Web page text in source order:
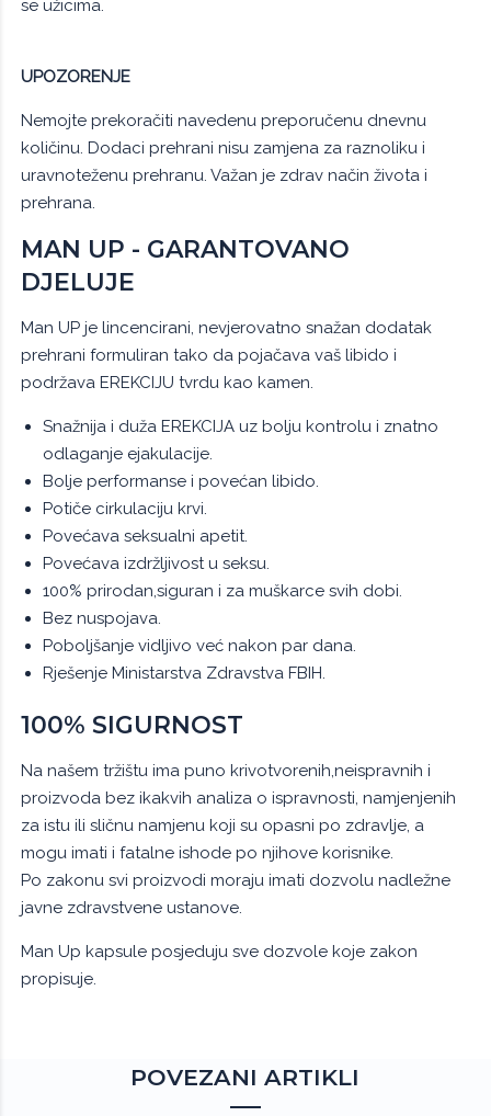
se užicima.
UPOZORENJE
Nemojte prekoračiti navedenu preporučenu dnevnu
količinu. Dodaci prehrani nisu zamjena za raznoliku i
uravnoteženu prehranu. Važan je zdrav način života i
prehrana.
MAN UP - GARANTOVANO
DJELUJE
Man UP je lincencirani, nevjerovatno snažan dodatak
prehrani formuliran tako da pojačava vaš libido i
podržava EREKCIJU tvrdu kao kamen.
Snažnija i duža EREKCIJA uz bolju kontrolu i znatno
odlaganje ejakulacije.
Bolje performanse i povećan libido.
Potiče cirkulaciju krvi.
Povećava seksualni apetit.
Povećava izdržljivost u seksu.
100% prirodan,siguran i za muškarce svih dobi.
Bez nuspojava.
Poboljšanje vidljivo već nakon par dana.
Rješenje Ministarstva Zdravstva FBIH.
100% SIGURNOST
Na našem tržištu ima puno krivotvorenih,neispravnih i
proizvoda bez ikakvih analiza o ispravnosti, namjenjenih
za istu ili sličnu namjenu koji su opasni po zdravlje, a
mogu imati i fatalne ishode po njihove korisnike.
Po zakonu svi proizvodi moraju imati dozvolu nadležne
javne zdravstvene ustanove.
Man Up kapsule posjeduju sve dozvole koje zakon
propisuje.
POVEZANI ARTIKLI